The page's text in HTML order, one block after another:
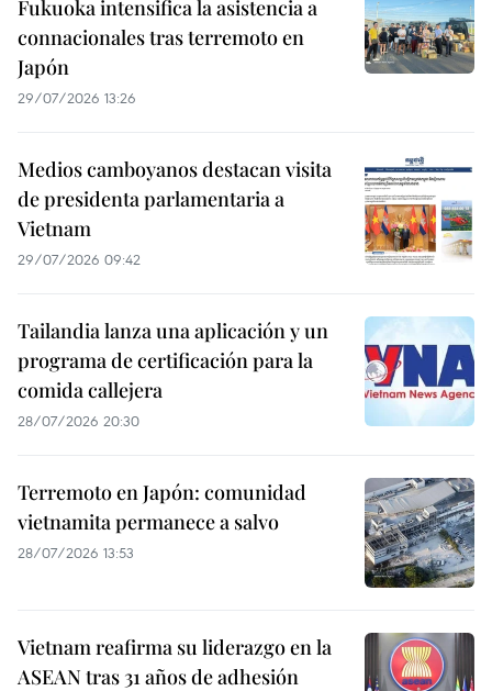
Fukuoka intensifica la asistencia a
connacionales tras terremoto en
Japón
29/07/2026 13:26
Medios camboyanos destacan visita
de presidenta parlamentaria a
Vietnam
29/07/2026 09:42
Tailandia lanza una aplicación y un
programa de certificación para la
comida callejera
28/07/2026 20:30
Terremoto en Japón: comunidad
vietnamita permanece a salvo
28/07/2026 13:53
Vietnam reafirma su liderazgo en la
ASEAN tras 31 años de adhesión